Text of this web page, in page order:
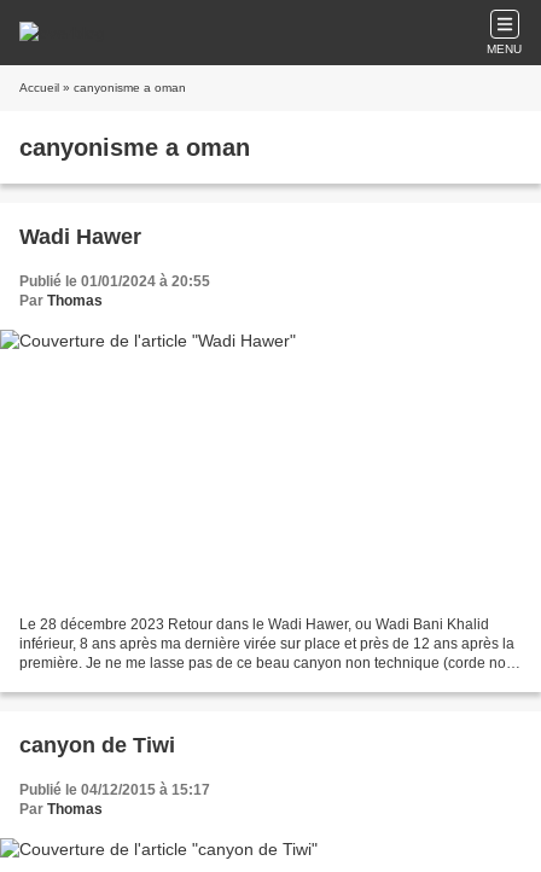
MENU
Accueil » canyonisme a oman
canyonisme a oman
Wadi Hawer
Publié le 01/01/2024 à 20:55
Par Thomas
Le 28 décembre 2023 Retour dans le Wadi Hawer, ou Wadi Bani Khalid
inférieur, 8 ans après ma dernière virée sur place et près de 12 ans après la
première. Je ne me lasse pas de ce beau canyon non technique (corde non
canyon de Tiwi
Publié le 04/12/2015 à 15:17
Par Thomas